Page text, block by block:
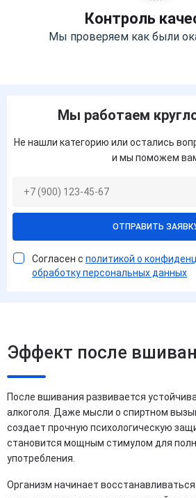
Контроль
Мы проверяем как были
Мы работаем
Не нашли категорию или остались
и мы поможем
ОТПРАВИТЬ
Согласен с политикой о
обработку персональных данных
Эффект после
После вшивания развивается
алкоголя. Даже мысли о спиртном
создает прочную психологическую
становится мощным стимулом для
употребления.
Организм начинает